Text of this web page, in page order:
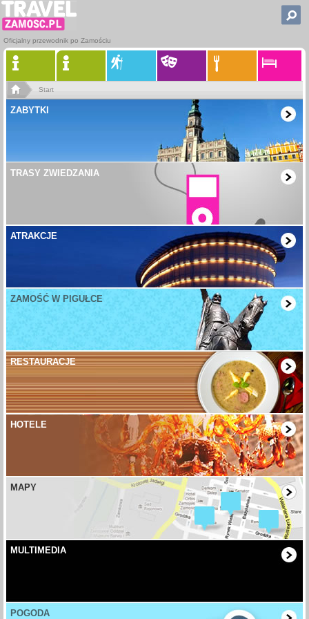
Oficjalny przewodnik po Zamościu
Start
ZABYTKI
TRASY ZWIEDZANIA
ATRAKCJE
ZAMOŚĆ W PIGUŁCE
RESTAURACJE
HOTELE
MAPY
MULTIMEDIA
POGODA